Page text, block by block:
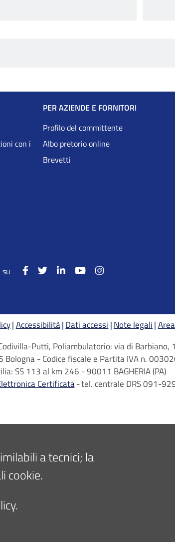
con i
PER AZIENDE E FORNITORI
Profilo del committente
Albo pretorio online
Brevetti
su
Accessibilità Dati accessi Note legali
Putti, Poliambulatorio: via di
Bologna - Codice fiscale e Partita IVA n.
SS 113 al km 246 - 90011 BAGHERIA (PA)
Certificata tel. centrale DRS 091-
a tecnici; la
cookie.